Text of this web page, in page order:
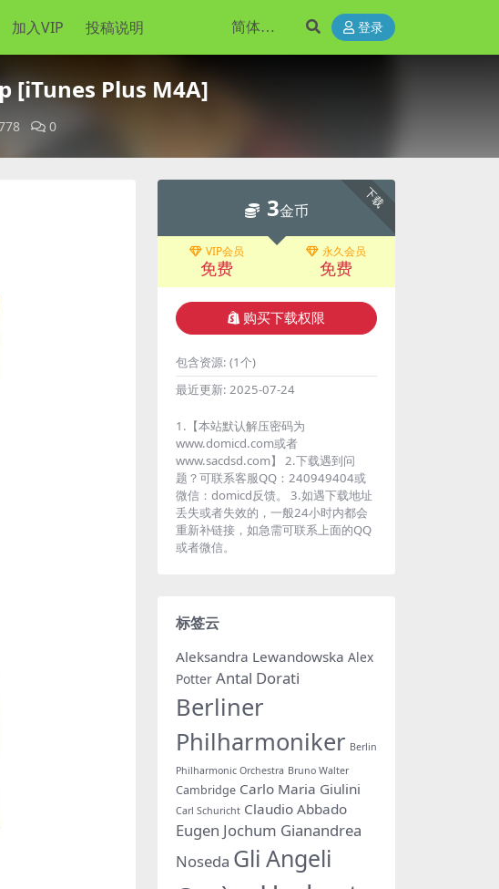
加入VIP 投稿说明 登录
[iTunes Plus M4A]
0
下载
3金币
VIP会员
免费
永久会员
免费
购买下载权限
包含资源: (1个)
最近更新: 2025-07-24
1.【本站默认解压密码为
www.domicd.com或者
www.sacdsd.com】 2.下载遇到问
题？可联系客服QQ：240949404或
微信：domicd反馈。 3.如遇下载地址
丢失或者失效的，一般24小时内都会
重新补链接，如急需可联系上面的QQ
或者微信。
标签云
Aleksandra Lewandowska Alex
Potter Antal Dorati
Berliner
Philharmoniker Berlin
Philharmonic Orchestra Bruno Walter
Cambridge Carlo Maria Giulini
Carl Schuricht Claudio Abbado
Eugen Jochum Gianandrea
Noseda Gli Angeli